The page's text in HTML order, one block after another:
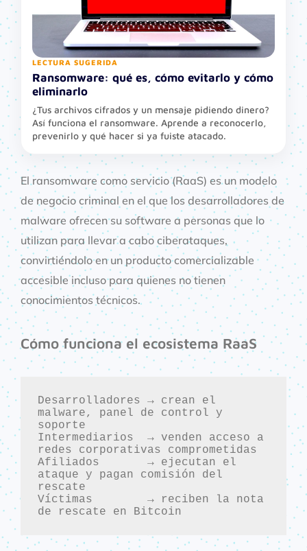
LECTURA SUGERIDA
Ransomware: qué es, cómo evitarlo y cómo
eliminarlo
¿Tus archivos cifrados y un mensaje pidiendo dinero?
Así funciona el ransomware. Aprende a reconocerlo,
prevenirlo y qué hacer si ya fuiste atacado.
El ransomware como servicio (RaaS) es un modelo
de negocio criminal en el que los desarrolladores de
malware ofrecen su software a personas que lo
utilizan para llevar a cabo ciberataques,
convirtiéndolo en un producto comercializable
accesible incluso para quienes no tienen
conocimientos técnicos.
Cómo funciona el ecosistema RaaS
Desarrolladores → crean el
malware, panel de control y
soporte
Intermediarios  → venden acceso a
redes corporativas comprometidas
Afiliados       → ejecutan el
ataque y pagan comisión del
rescate
Víctimas        → reciben la nota
de rescate en Bitcoin